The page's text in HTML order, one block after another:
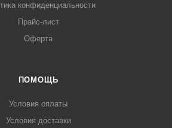
конфиденциальности
Прайс-лист
Оферта
ПОМОЩЬ
Условия оплаты
Условия доставки